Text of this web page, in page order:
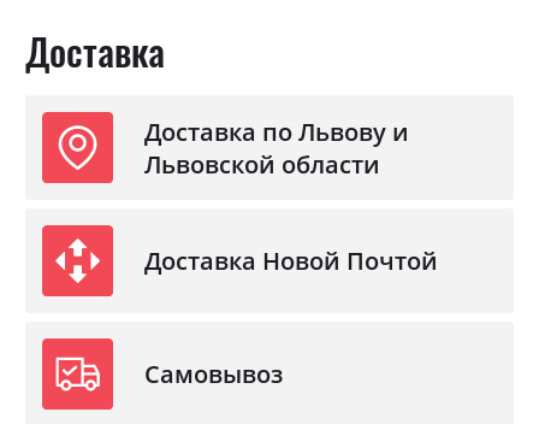
Доставка
Доставка по Львову и
Львовской области
Доставка Новой Почтой
Самовывоз